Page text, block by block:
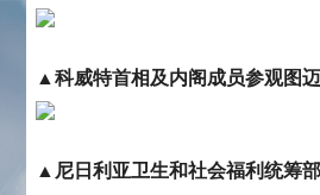
▲科威特首相及内阁成员参观图
▲尼日利亚卫生和社会福利统筹